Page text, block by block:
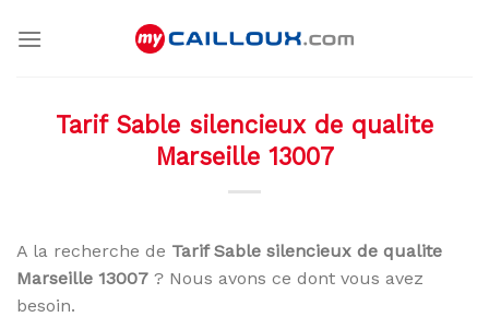
Tarif Sable silencieux de qualite
Marseille 13007
A la recherche de Tarif Sable silencieux de qualite
Marseille 13007 ? Nous avons ce dont vous avez
besoin.